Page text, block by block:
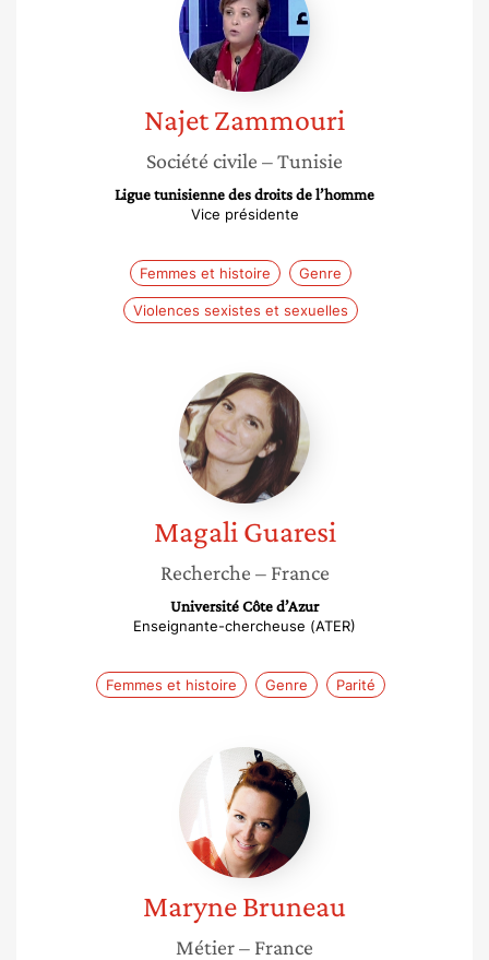
NajetZammouri
Société civile – Tunisie
Ligue tunisienne des droits de l’homme
Vice présidente
Femmes et histoire Genre
Violences sexistes et sexuelles
Magali
Guaresi
Magali Guaresi
Recherche – France
Université Côte d’Azur
Enseignante-chercheuse (ATER)
Femmes et histoire Genre Parité
Maryne
Bruneau
MaryneBruneau
Métier– France